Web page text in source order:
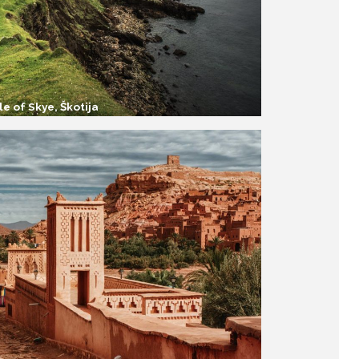
of Skye, Škotija